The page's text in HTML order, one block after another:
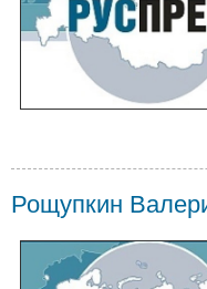
Рощупкин